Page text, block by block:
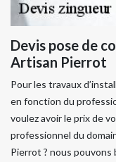
Devis pose de
Artisan Pierrot
Pour les travaux
en fonction du
voulez avoir le prix de
professionnel du
Pierrot ? nous